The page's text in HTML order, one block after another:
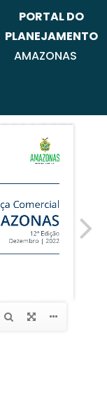
PORTAL DO
PLANEJAMENTO
AMAZONAS